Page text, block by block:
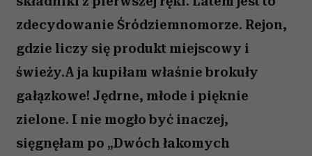
zdecydowanie Śródziemnomorze. Rejon,
gdzie liczy się produkt miejscowy i
świeży.A ja kupiłam właśnie brokuły
gałązkowe! Jędrne, młode i pięknie
zielone. I nie mogło być inaczej,
sięgnęłam po „Dwóch łakomych